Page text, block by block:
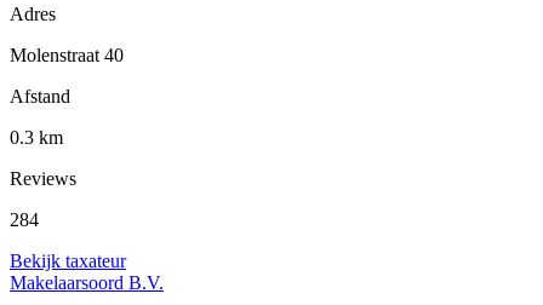
Adres
Molenstraat 40
Afstand
0.3 km
Reviews
284
Bekijk taxateur
Makelaarsoord B.V.